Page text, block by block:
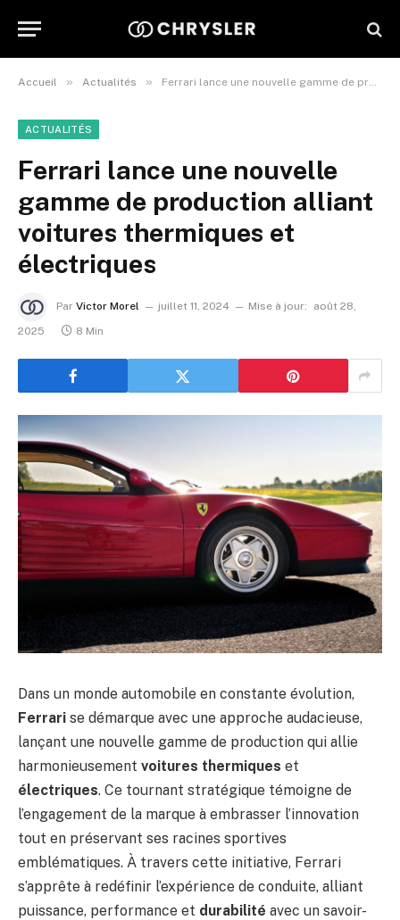
Accueil » Actualités » Ferrari lance une nouvelle gamme de production alliant voitures thermiques et électriques
ACTUALITÉS
Ferrari lance une nouvelle
gamme de production alliant
voitures thermiques et
électriques
Par Victor Morel juillet 11, 2024 Mise à jour:
août 28,
2025
8 Min
Dans un monde automobile en constante évolution,
Ferrari se démarque avec une approche audacieuse,
lançant une nouvelle gamme de production qui allie
harmonieusement voitures thermiques et
électriques. Ce tournant stratégique témoigne de
l’engagement de la marque à embrasser l’innovation
tout en préservant ses racines sportives
emblématiques. À travers cette initiative, Ferrari
s’apprête à redéfinir l’expérience de conduite, alliant
puissance, performance et durabilité avec un savoir-